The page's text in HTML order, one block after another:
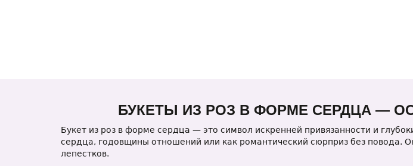
БУКЕТЫ ИЗ РОЗ В ФОРМЕ СЕРДЦА —
Букет из роз в форме сердца — это символ искренней привязанности и
сердца, годовщины отношений или как романтический сюрприз без
лепестков.